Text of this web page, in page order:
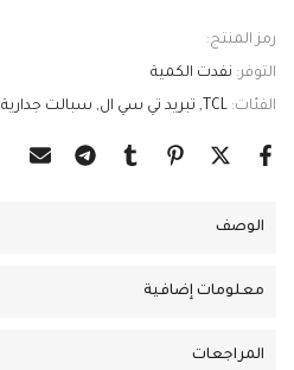
رمز المنتج:
التوفر: نفدت الكمية
الفئات: TCL تبريد تي سي ال سبالت جدارية
الوصف
معلومات إضافية
المراجعات